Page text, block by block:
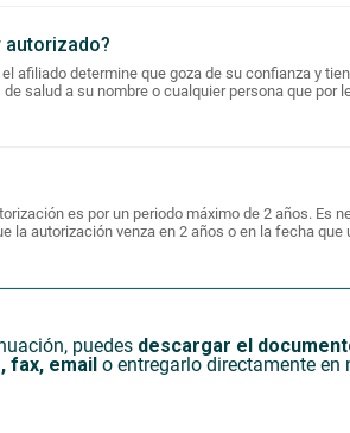
autorizado?
afiliado determine que goza de su confianza y
salud a su nombre o cualquier persona que por
es por un periodo máximo de 2 años. Es
la autorización venza en 2 años o en la fecha que
puedes descargar el
fax, email o entregarlo directamente